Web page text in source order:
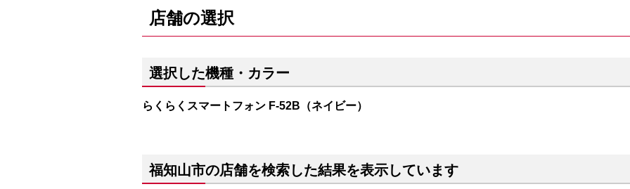
店舗の選択
選択した機種・カラー
らくらくスマートフォン F-52B（ネイビー）
福知山市の店舗を検索した結果を表示しています